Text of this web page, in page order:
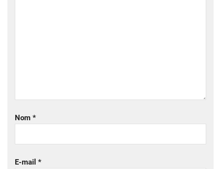
Nom *
E-mail *